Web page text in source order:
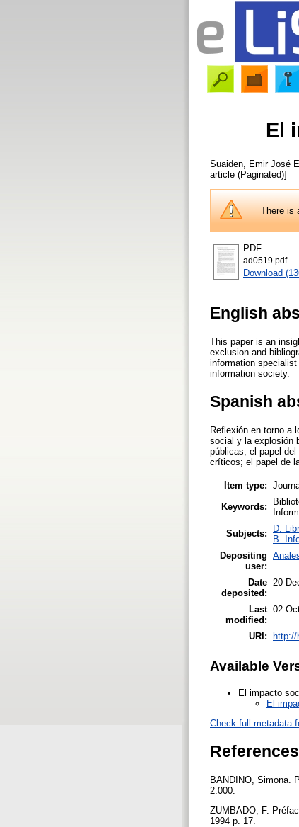
El
Suaiden, Emir José
article (Paginated)]
There is
PDF
ad0519.pdf
Download
English
This paper is an
exclusion and
information
information society.
Spanish
Reflexión en torno a
social y la explosión
públicas; el papel
críticos; el papel de
Item type:
Keywords:
Subjects:
D.
B.
Depositing
user:
Date
deposited:
20
Last
modified:
02
URI: http://
Available
El impacto
El
Check full metadata
References
BANDINO, Simona.
2.000.
ZUMBADO, F.
1994 p. 17.